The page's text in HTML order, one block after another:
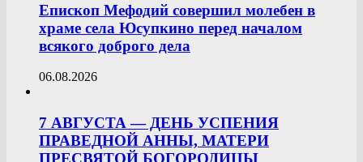
Епископ Мефодий совершил молебен в
храме села Юсупкино перед началом
всякого доброго дела
06.08.2026
7 АВГУСТА — ДЕНЬ УСПЕНИЯ
ПРАВЕДНОЙ АННЫ, МАТЕРИ
ПРЕСВЯТОЙ БОГОРОДИЦЫ